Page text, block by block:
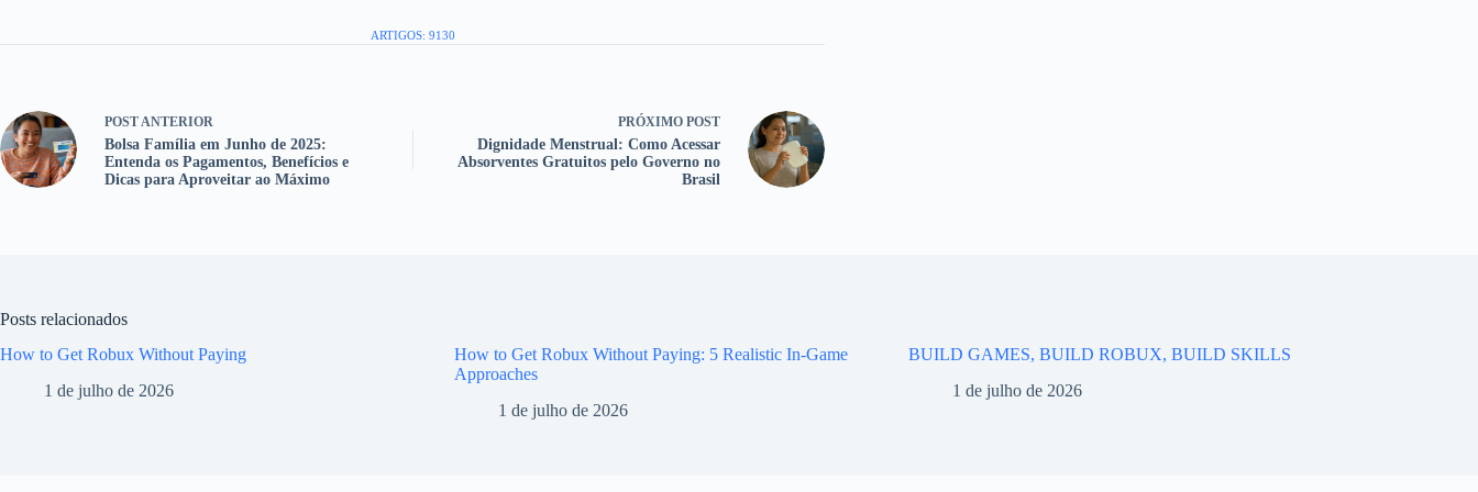
ARTIGOS: 9130
POST ANTERIOR
Bolsa Família em Junho de 2025:
Entenda os Pagamentos, Benefícios e
Dicas para Aproveitar ao Máximo
PRÓXIMO POST
Dignidade Menstrual: Como Acessar
Absorventes Gratuitos pelo Governo no
Brasil
Posts relacionados
How to Get Robux Without Paying
1 de julho de 2026
How to Get Robux Without Paying: 5 Realistic In-Game
Approaches
1 de julho de 2026
BUILD GAMES, BUILD ROBUX, BUILD SKILLS
1 de julho de 2026